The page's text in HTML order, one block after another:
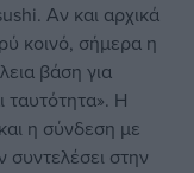
Αν και αρχικά
κοινό, σήμερα η
βάση για
ταυτότητα». Η
η σύνδεση με
στην